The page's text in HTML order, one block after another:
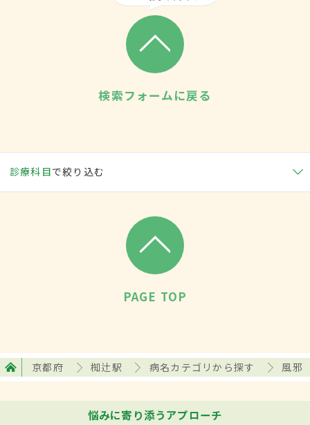
検索フォームに戻る
診療科目で絞り込む
PAGE TOP
京都府 椥辻駅 病名カテゴリから探す 風邪
悩みに寄り添うアプローチ